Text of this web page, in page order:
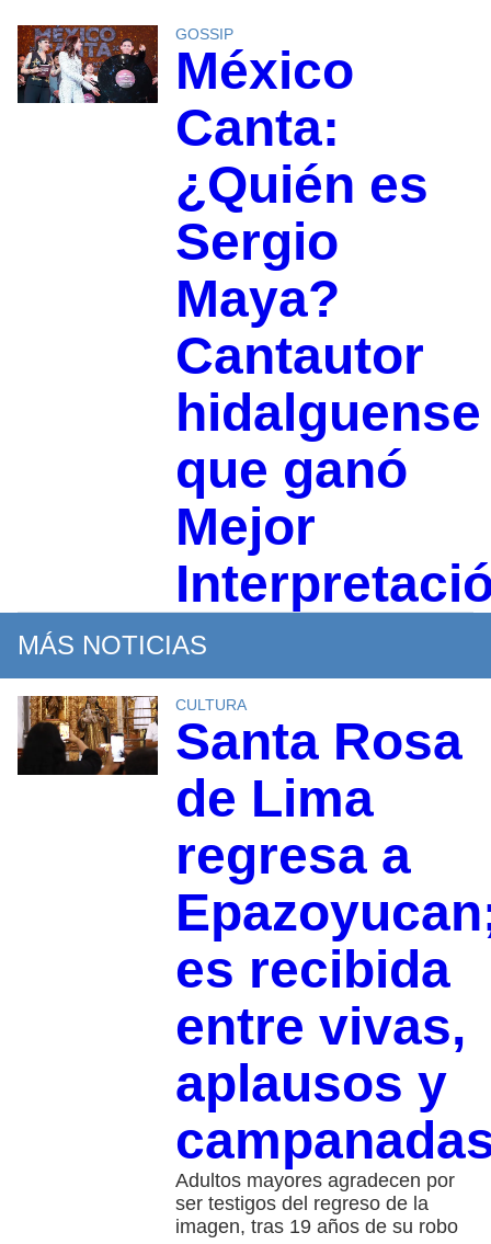
GOSSIP
México
Canta:
¿Quién es
Sergio
Maya?
Cantautor
hidalguense
que ganó
Mejor
MÁS NOTICIAS
CULTURA
Santa Rosa
de Lima
regresa a
es recibida
entre vivas,
aplausos y
Adultos mayores agradecen por
ser testigos del regreso de la
imagen, tras 19 años de su robo